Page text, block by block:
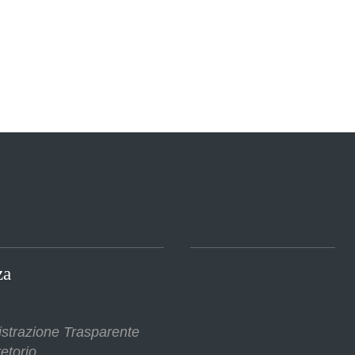
Trasparente